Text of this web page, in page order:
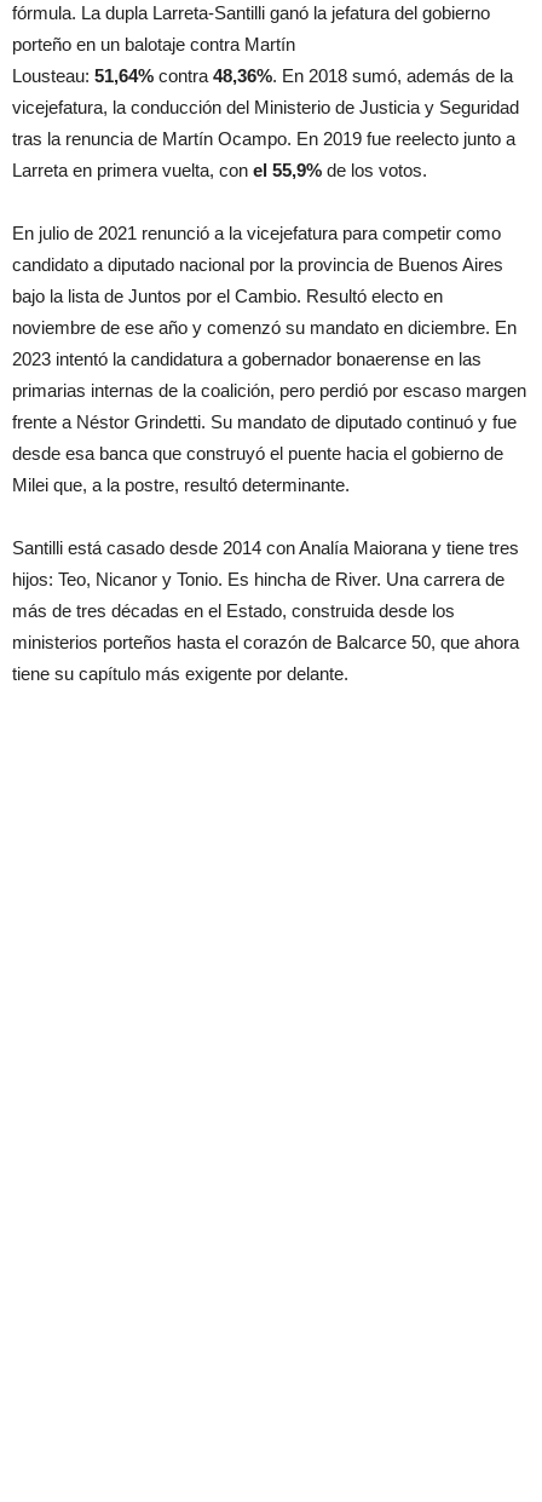
fórmula. La dupla Larreta-Santilli ganó la jefatura del gobierno
porteño en un balotaje contra Martín
Lousteau: 51,64% contra 48,36%. En 2018 sumó, además de la
vicejefatura, la conducción del Ministerio de Justicia y Seguridad
tras la renuncia de Martín Ocampo. En 2019 fue reelecto junto a
Larreta en primera vuelta, con el 55,9% de los votos.
En julio de 2021 renunció a la vicejefatura para competir como
candidato a diputado nacional por la provincia de Buenos Aires
bajo la lista de Juntos por el Cambio. Resultó electo en
noviembre de ese año y comenzó su mandato en diciembre. En
2023 intentó la candidatura a gobernador bonaerense en las
primarias internas de la coalición, pero perdió por escaso margen
frente a Néstor Grindetti. Su mandato de diputado continuó y fue
desde esa banca que construyó el puente hacia el gobierno de
Milei que, a la postre, resultó determinante.
Santilli está casado desde 2014 con Analía Maiorana y tiene tres
hijos: Teo, Nicanor y Tonio. Es hincha de River. Una carrera de
más de tres décadas en el Estado, construida desde los
ministerios porteños hasta el corazón de Balcarce 50, que ahora
tiene su capítulo más exigente por delante.